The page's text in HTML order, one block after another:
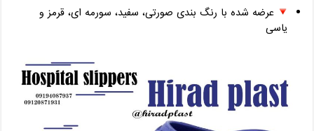
عرضه شده با رنگ بندی صورتی، سفید، سورمه ای، قرمز و
یاسی